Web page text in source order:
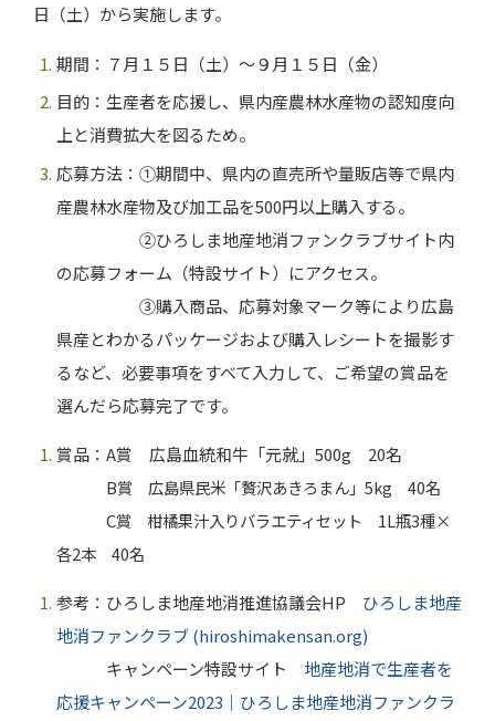
日（土）から実施します。
期間：７月１５日（土）～９月１５日（金）
目的：生産者を応援し、県内産農林水産物の認知度向
上と消費拡大を図るため。
応募方法：①期間中、県内の直売所や量販店等で県内
産農林水産物及び加工品を500円以上購入する。
②ひろしま地産地消ファンクラブサイト内
の応募フォーム（特設サイト）にアクセス。
③購入商品、応募対象マーク等により広島
県産とわかるパッケージおよび購入レシートを撮影す
るなど、必要事項をすべて入力して、ご希望の賞品を
選んだら応募完了です。
賞品： A賞 広島血統和牛「元就」 500g 20名
B賞 広島県民米「贅沢あきろまん」 5kg 40名
C賞 柑橘果汁入りバラエティセット 1L瓶3種×
各2本 40名
参考：ひろしま地産地消推進協議会HP
ひろしま地産
地消ファンクラブ (hiroshimakensan.org)
キャンペーン特設サイト 地産地消で生産者を
応援キャンペーン2023｜ひろしま地産地消ファンクラ